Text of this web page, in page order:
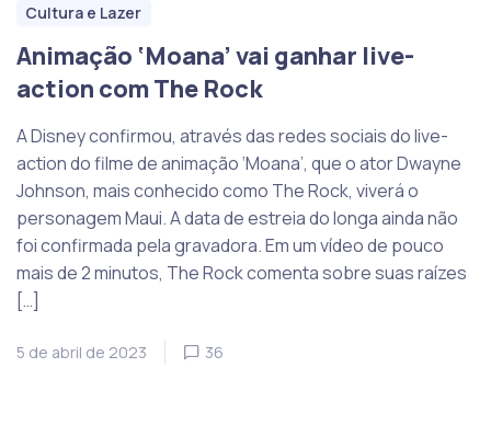
Cultura e Lazer
Animação ‘Moana’ vai ganhar live-
action com The Rock
A Disney confirmou, através das redes sociais do live-
action do filme de animação ‘Moana’, que o ator Dwayne
Johnson, mais conhecido como The Rock, viverá o
personagem Maui. A data de estreia do longa ainda não
foi confirmada pela gravadora. Em um vídeo de pouco
mais de 2 minutos, The Rock comenta sobre suas raízes
[…]
5 de abril de 2023 36